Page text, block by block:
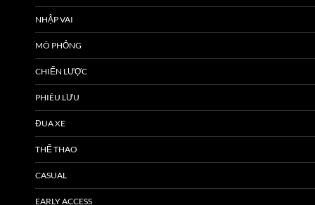
NHẬP VAI
MÔ PHỎNG
CHIẾN LƯỢC
PHIÊU LƯU
ĐUA XE
THỂ THAO
CASUAL
EARLY ACCESS